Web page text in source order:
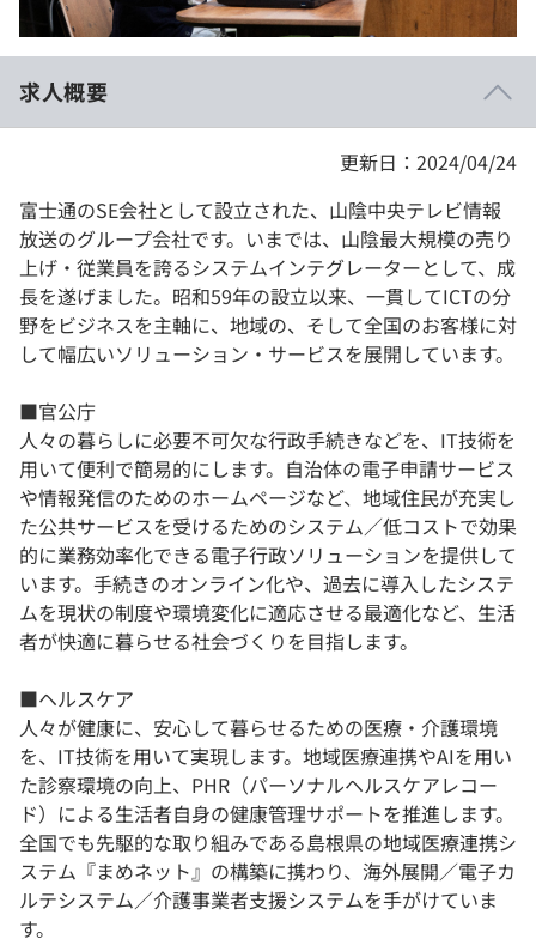
学校向けプラン
契約内容・クーポン
求人概要
更新日：2024/04/24
富士通のSE会社として設立された、山陰中央テレビ情報
放送のグループ会社です。いまでは、山陰最大規模の売り
上げ・従業員を誇るシステムインテグレーターとして、成
長を遂げました。昭和59年の設立以来、一貫してICTの分
野をビジネスを主軸に、地域の、そして全国のお客様に対
して幅広いソリューション・サービスを展開しています。
■官公庁
人々の暮らしに必要不可欠な行政手続きなどを、IT技術を
用いて便利で簡易的にします。自治体の電子申請サービス
や情報発信のためのホームページなど、地域住民が充実し
た公共サービスを受けるためのシステム／低コストで効果
的に業務効率化できる電子行政ソリューションを提供して
います。手続きのオンライン化や、過去に導入したシステ
ムを現状の制度や環境変化に適応させる最適化など、生活
者が快適に暮らせる社会づくりを目指します。
■ヘルスケア
人々が健康に、安心して暮らせるための医療・介護環境
を、IT技術を用いて実現します。地域医療連携やAIを用い
た診察環境の向上、PHR（パーソナルヘルスケアレコー
ド）による生活者自身の健康管理サポートを推進します。
全国でも先駆的な取り組みである島根県の地域医療連携シ
ステム『まめネット』の構築に携わり、海外展開／電子カ
ルテシステム／介護事業者支援システムを手がけていま
す。